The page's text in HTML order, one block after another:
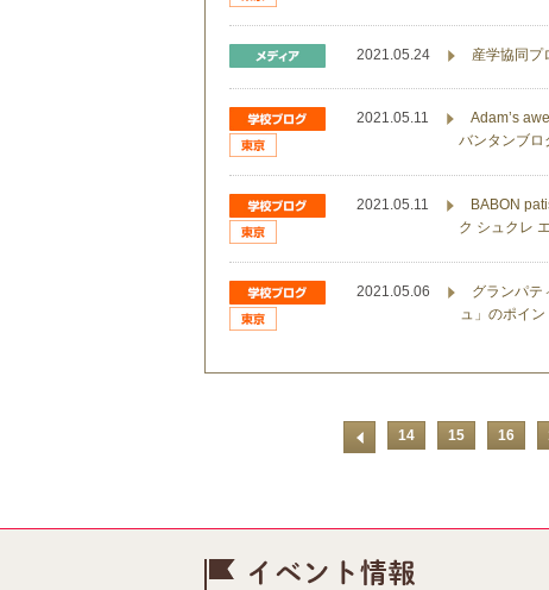
2021.05.24 産学協同
2021.05.11
Adam’s
バンタンブロ
2021.05.11
BABON
ク シュクレ
2021.05.06
グランパテ
ュ」のポイ
14 15 16